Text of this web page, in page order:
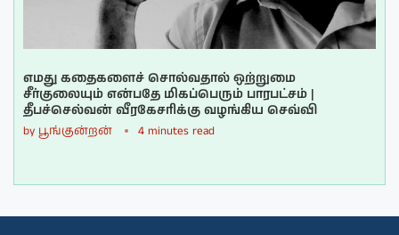
எமது கதைகளைச் சொல்வதால் ஒற்றுமை
சீர்குலையும் என்பதே மிகப்பெரும் பாரபட்சம் |
தீபச்செல்வன் வீரகேசரிக்கு வழங்கிய செவ்வி
by பூங்குன்றன் 4 minutes read